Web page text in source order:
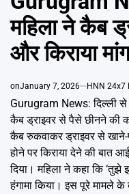
महिला ने कैब
और किराया
onJanuary 7, 2026 HNN 24x7
Gurugram News: दिल्ली
कैब ड्राइवर से पैसे छीनने की
कैब रुकवाकर ड्राइवर से खाने-
होने पर किराया देने की बात
दिया। महिला ने कहा कि
हंगामा किया। इस पूरे मामले के